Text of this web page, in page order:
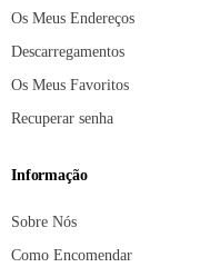
Os Meus Endereços
Descarregamentos
Os Meus Favoritos
Recuperar senha
Informação
Sobre Nós
Como Encomendar